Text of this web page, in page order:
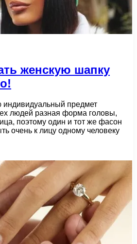
женскую шапку
индивидуальный предмет
людей разная форма головы,
поэтому один и тот же фасон
очень к лицу одному человеку